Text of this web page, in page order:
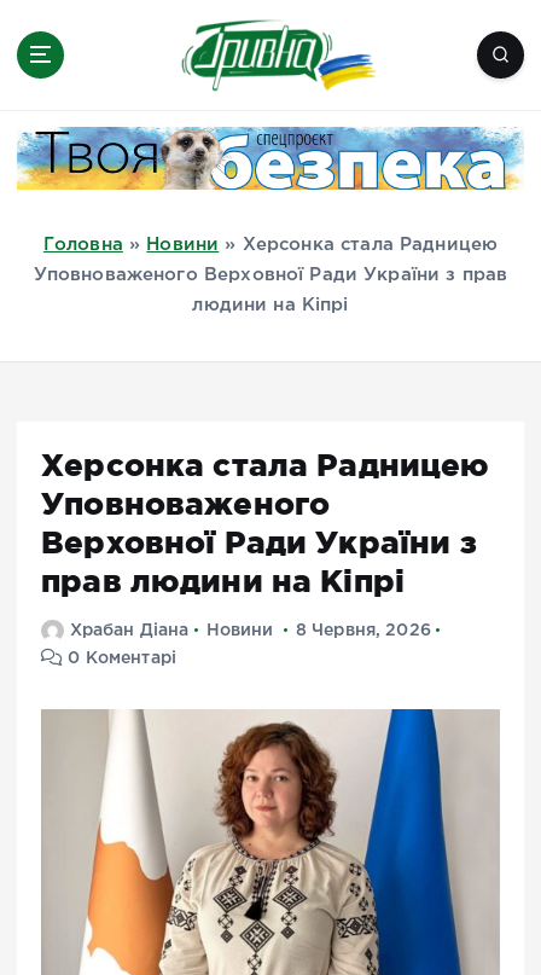
Миколаїв, Одеса, Мелітополь
Головна » Новини » Херсонка стала Радницею
Уповноваженого Верховної Ради України з прав
людини на Кіпрі
Херсонка стала Радницею
Уповноваженого
Верховної Ради України з
прав людини на Кіпрі
Храбан Діана Новини
8 Червня, 2026
0 Коментарі